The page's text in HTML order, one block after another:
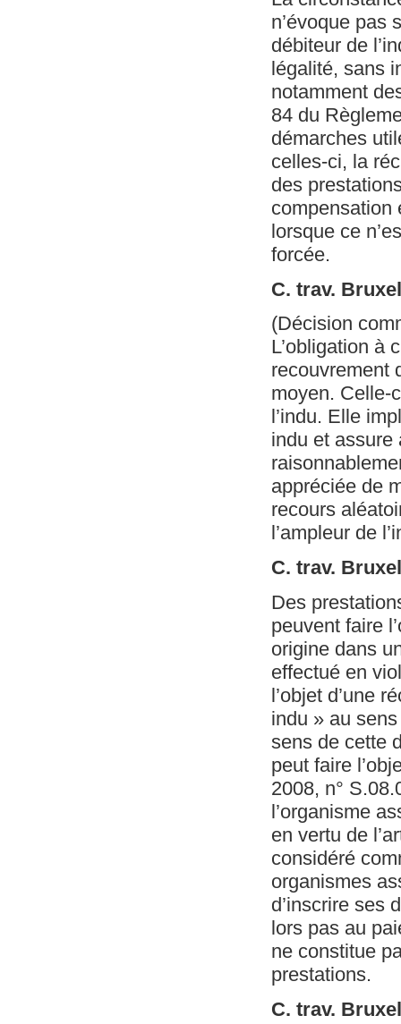
n’évoque pas
débiteur de
légalité, sans
notamment
84 du
démarches
celles-ci, la
des
compensation
lorsque ce
forcée.
C. trav.
(Décision
L’obligation à
recouvrement
moyen. Celle-
l’indu. Elle
indu et assure
appréciée de
recours
l’ampleur de
C. trav.
Des
peuvent faire
origine dans
effectué en
l’objet d’une
indu » au
sens de cette
peut faire
2008, n°
l’organisme
en vertu de
considéré
organismes
d’inscrire ses
lors pas au
ne constitue
prestations.
C. trav.